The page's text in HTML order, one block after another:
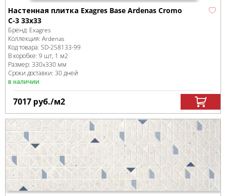
Настенная плитка Exagres Base Ardenas Cromo
C-3 33x33
Бренд: Exagres
Коллекция: Ardenas
Код товара: SD-258133-99
В коробке: 9 шт, 1 м2
Размер: 330x330 мм
Сроки доставки: 30 дней
в наличии
7017 руб./м2